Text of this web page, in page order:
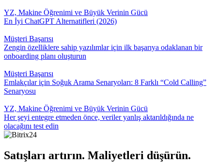
YZ, Makine Öğrenimi ve Büyük Verinin Gücü
En İyi ChatGPT Alternatifleri (2026)
Müşteri Başarısı
Zengin özelliklere sahip yazılımlar için ilk başarıya odaklanan bir
onboarding planı oluşturun
Müşteri Başarısı
Emlakçılar için Soğuk Arama Senaryoları: 8 Farklı “Cold Calling”
Senaryosu
YZ, Makine Öğrenimi ve Büyük Verinin Gücü
Her şeyi entegre etmeden önce, veriler yanlış aktarıldığında ne
olacağını test edin
Satışları artırın. Maliyetleri düşürün.